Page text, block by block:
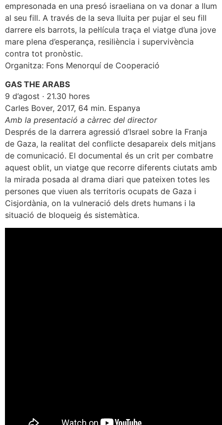
empresonada en una presó israeliana on va donar a llum
al seu fill. A través de la seva lluita per pujar el seu fill
darrere els barrots, la pel·lícula traça el viatge d’una jove
mare plena d’esperança, resiliència i supervivència
contra tot pronòstic.
Organitza: Fons Menorquí de Cooperació
GAS THE ARABS
9 d’agost · 21.30 hores
Carles Bover, 2017, 64 min. Espanya
Amb la presentació a càrrec del director
Després de la darrera agressió d’Israel sobre la Franja
de Gaza, la realitat del conflicte desapareix dels mitjans
de comunicació. El documental és un crit per combatre
aquest oblit, un viatge que recorre diferents ciutats amb
la mirada posada al drama diari que pateixen totes les
persones que viuen als territoris ocupats de Gaza i
Cisjordània, on la vulneració dels drets humans i la
situació de bloqueig és sistemàtica.